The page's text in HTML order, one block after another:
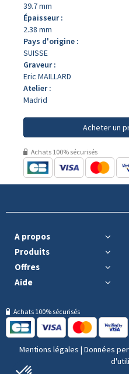
39.7 mm
Épaisseur :
2.38 mm
Pays d'origine :
SUISSE
Graveur :
Eric MAILLARD
Atelier :
Madrid
Acheter un
Achats 100% sécurisés
A propos
Produits
Offres
Aide
Achats 100% sécurisés
Mentions légales | Données